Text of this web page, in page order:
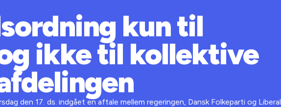
kun til
ikke til kollektive
den 17. ds. indgået en aftale mellem regeringen, Dansk Folkeparti og Liberal